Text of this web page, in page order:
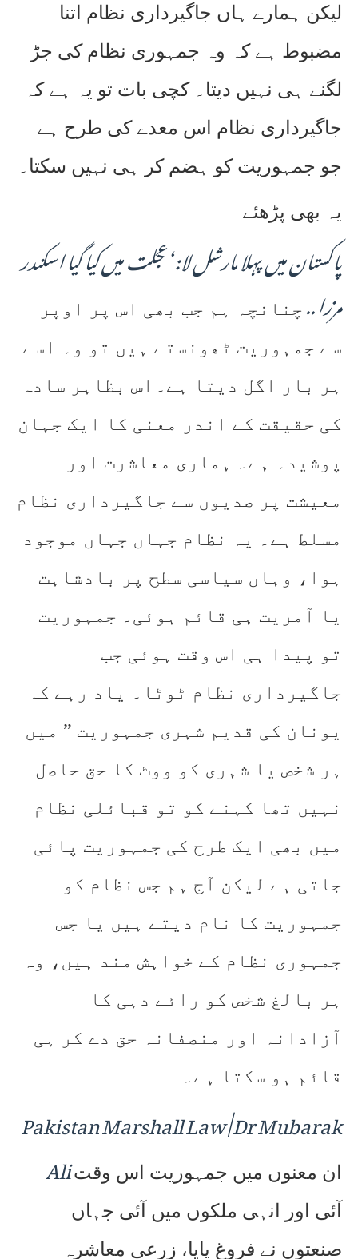
لیکن ہمارے ہاں جاگیرداری نظام اتنا
مضبوط ہے کہ وہ جمہوری نظام کی جڑ
لگنے ہی نہیں دیتا۔ کچی بات تو یہ ہے کہ
جاگیرداری نظام اس معدے کی طرح ہے
جو جمہوریت کو ہضم کر ہی نہیں سکتا۔
یہ بھی پڑھئے
پاکستان میں پہلا مارشل لا: ‘عجلت میں کیا گیا اسکندر
مرزا .. چنانچہ ہم جب بھی اس پر اوپر
سے جمہوریت ٹھونستے ہیں تو وہ اسے
ہر بار اگل دیتا ہے۔
اس بظاہر سادہ
کی حقیقت کے اندر معنی کا ایک جہان
پوشیدہ ہے۔ ہماری معاشرت اور
معیشت پر صدیوں سے جاگیرداری نظام
مسلط ہے۔ یہ نظام جہاں جہاں موجود
ہوا، وہاں سیاسی سطح پر بادشاہت
یا آمریت ہی قائم ہوئی۔ جمہوریت
تو پیدا ہی اس وقت ہوئی جب
جاگیرداری نظام ٹوٹا۔ یاد رہے کہ
یونان کی قدیم شہری جمہوریت ” میں
ہر شخص یا شہری کو ووٹ کا حق حاصل
نہیں تھا کہنے کو تو قبائلی نظام
میں بھی ایک طرح کی جمہوریت پائی
جاتی ہے لیکن آج ہم جس نظام کو
جمہوریت کا نام دیتے ہیں یا جس
جمہوری نظام کے خواہش مند ہیں، وہ
ہر بالغ شخص کو رائے دہی کا
آزادانہ اور منصفانہ حق دے کر ہی
قائم ہو سکتا ہے۔
Pakistan Marshall Law | Dr Mubarak
Aliان معنوں میں جمہوریت اس وقت
آئی اور انہی ملکوں میں آئی جہاں
صنعتوں نے فروغ پایا، زرعی معاشرہ